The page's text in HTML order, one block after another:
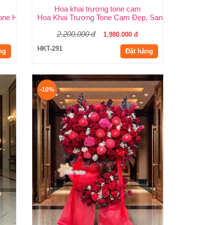
Hồng Đẹp, Sang Trọng, Giá Rẻ Tại TP.HCM
Hoa khai trương tone cam
Hoa Khai Trương Tone Cam Đẹp, Sang Trọng, Rực
2.200.000 đ
1.980.000 đ
HKT-291
Đặt hàng
-10%